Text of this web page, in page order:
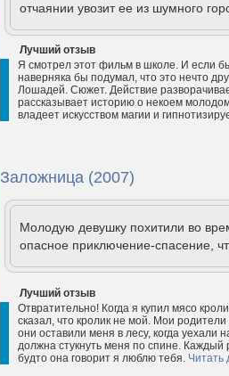
отчаянии увозит ее из шумного
Лучший отзыв
Я смотрел этот фильм в школе. И если
наверняка бы подумал, что это нечто
Лошадей. Сюжет. Действие
рассказывает историю о некоем
владеет искусством магии и
Заложница (2007)
Молодую девушку похитили во
опасное приключение-спасение,
Лучший отзыв
Отвратительно! Когда я купил мясо
сказал, что кролик не мой. Мои
они оставили меня в лесу, когда уехали
должна стукнуть меня по спине. Каждый
будто она говорит я люблю тебя. Читать